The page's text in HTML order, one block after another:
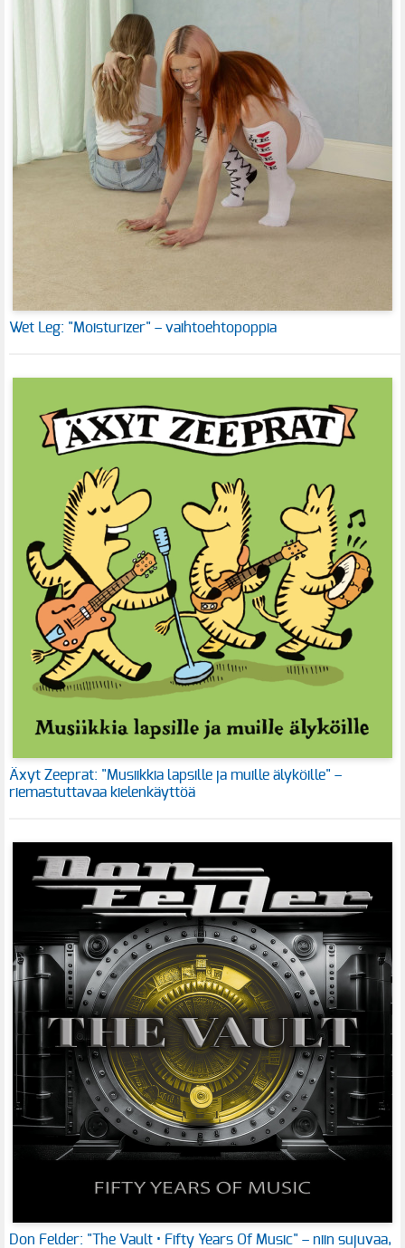
Wet Leg: "Moisturizer" – vaihtoehtopoppia
Äxyt Zeeprat: "Musiikkia lapsille ja muille älyköille" –
riemastuttavaa kielenkäyttöä
Don Felder: "The Vault • Fifty Years Of Music" – niin sujuvaa,